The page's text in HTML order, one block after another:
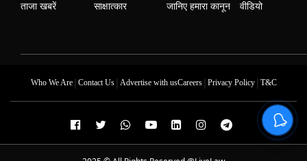
ताजा खबरें साक्षात्कार जानिए हमारा कानून वीडियो
Who We Are| Contact Us| Advertise with usCareers| Privacy Policy| T&C